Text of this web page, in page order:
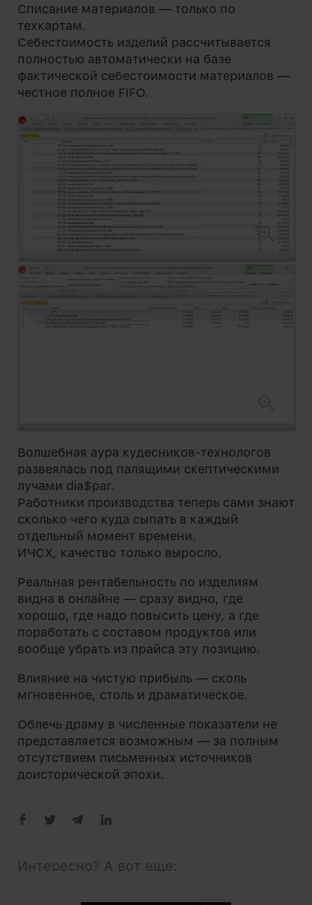
Списание материалов — только по
техкартам.
Себестоимость изделий рассчитывается
полностью автоматически на базе
фактической себестоимости материалов —
честное полное FIFO.
Волшебная аура кудесников-технологов
развеялась под палящими скептическими
лучами dia$par.
Работники производства теперь сами знают
сколько чего куда сыпать в каждый
отдельный момент времени.
ИЧСХ, качество только выросло.
Реальная рентабельность по изделиям
видна в онлайне — сразу видно, где
хорошо, где надо повысить цену, а где
поработать с составом продуктов или
вообще убрать из прайса эту позицию.
Влияние на чистую прибыль — сколь
мгновенное, столь и драматическое.
Облечь драму в численные показатели не
представляется возможным — за полным
отсутствием письменных источников
доисторической эпохи.
Интересно? А вот еще: